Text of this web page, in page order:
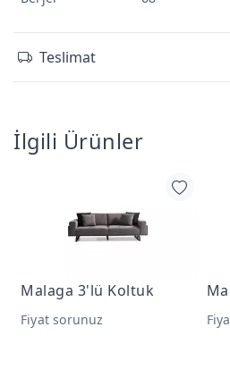
Teslimat
İlgili Ürünler
Malaga 3'lü Koltuk
Fiyat sorunuz